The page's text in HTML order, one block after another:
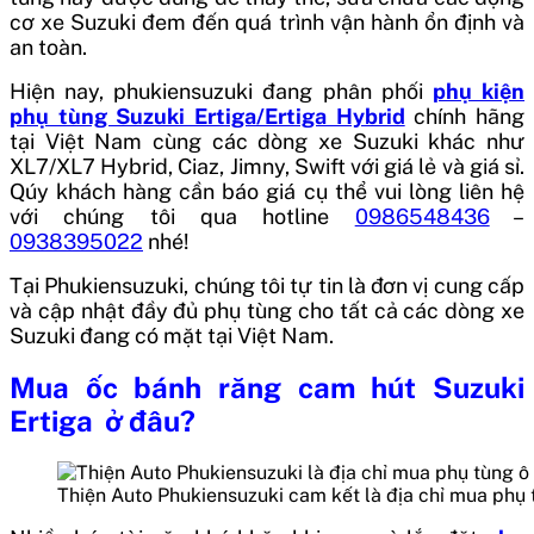
cơ xe Suzuki đem đến quá trình vận hành ổn định và
an toàn.
Hiện nay, phukiensuzuki đang phân phối phụ kiện
phụ tùng Suzuki Ertiga/Ertiga Hybrid chính hãng
tại Việt Nam cùng các dòng xe Suzuki khác như
XL7/XL7 Hybrid, Ciaz, Jimny, Swift với giá lẻ và giá sỉ.
Qúy khách hàng cần báo giá cụ thể vui lòng liên hệ
với chúng tôi qua hotline 0986548436–
0938395022 nhé!
Tại Phukiensuzuki, chúng tôi tự tin là đơn vị cung cấp
và cập nhật đầy đủ phụ tùng cho tất cả các dòng xe
Suzuki đang có mặt tại Việt Nam.
Mua ốc bánh răng cam hút Suzuki
Ertiga ở đâu?
Thiện Auto Phukiensuzuki cam kết là địa chỉ mua